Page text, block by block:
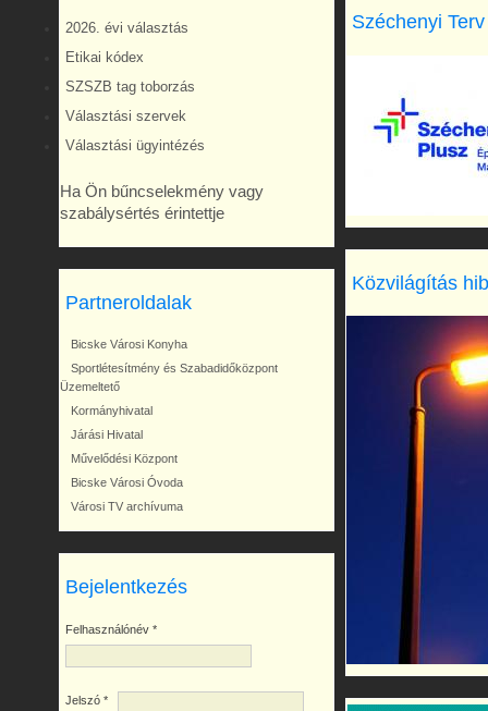
2026. évi választás
Etikai kódex
SZSZB tag toborzás
Választási szervek
Választási ügyintézés
Ha Ön bűncselekmény vagy
szabálysértés érintettje
Partneroldalak
Bicske Városi Konyha
Sportlétesítmény és Szabadidőközpont
Üzemeltető
Kormányhivatal
Járási Hivatal
Művelődési Központ
Bicske Városi Óvoda
Városi TV archívuma
Bejelentkezés
Felhasználónév *
Jelszó *
Széchenyi
Közvilágítás